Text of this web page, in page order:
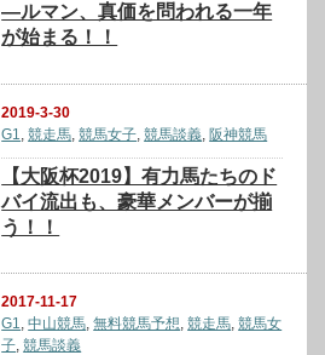
―ルマン、真価を問われる一年
が始まる！！
2019-3-30
G1
,競走馬 ,競馬女子 ,競馬談義 ,阪神競馬
【大阪杯2019】有力馬たちのド
バイ流出も、豪華メンバーが揃
う！！
2017-11-17
G1,中山競馬,無料競馬予想,競走馬,競馬女
子,競馬談義